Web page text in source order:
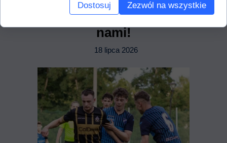
Wychowanek nadal z
nami!
18 lipca 2026
Dostosuj Zezwól na wszystkie